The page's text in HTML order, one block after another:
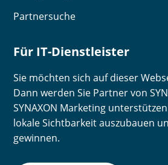
Partnersuche
Für IT-Dienstleister
Sie möchten sich auf dieser
Dann werden Sie Partner von
SYNAXON Marketing
lokale Sichtbarkeit auszubauen
gewinnen.